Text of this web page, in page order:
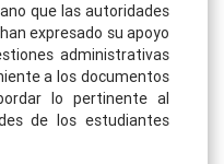
que las autoridades
expresado su apoyo
administrativas
a los documentos
lo pertinente al
de los estudiantes